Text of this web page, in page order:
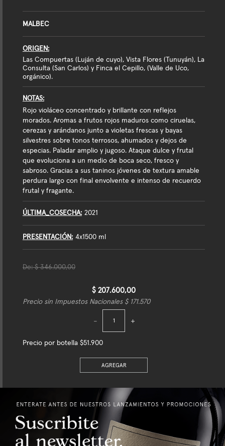
MALBEC
ORIGEN
Las Compuertas (Luján de cuyo), Vista Flores (Tunuyán), La
Consulta (San Carlos) y Finca el Cepillo, (Valle de Uco,
orgánico).
NOTAS
Rojo violáceo concentrado y brillante con reflejos
morados. Aromas a frutos rojos maduros como ciruelas,
cerezas y arándanos junto a violetas frescas y bayas
silvestres sobre tonos terrosos, ahumados y dejos de
especias. Paladar amplio y jugoso. Ataque dulce y frutal
que evoluciona a un medio de boca seco, fresco y
sabroso. Gracias a sus taninos jóvenes de textura amable
perdura largo con final envolvente e intenso de recuerdo
frutal y fragante.
ÚLTIMA_COSECHA 2021
PRESENTACIÓN 4x1500 ml
De:$ 346.000,00
$ 207.600,00
Precio sin Impuestos Nacionales $ 171.570
+
-
Precio por botella $51.900
AGREGAR